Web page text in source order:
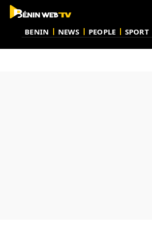
BENIN NEWS PEOPLE SPORT